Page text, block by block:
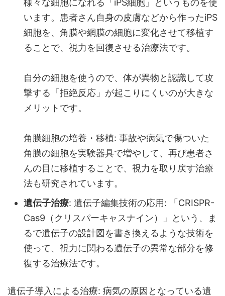
います。患者さん自身の皮膚などから作ったiPS
細胞を、角膜や網膜の細胞に変化させて移植す
ることで、視力を回復させる治療法です。
自分の細胞を使うので、体が異物と認識して攻
撃する「拒絶反応」が起こりにくいのが大きな
メリットです。
角膜細胞の培養・移植: 事故や病気で傷ついた
角膜の細胞を実験器具で増やして、再び患者さ
んの目に移植することで、視力を取り戻す治療
法も研究されています。
遺伝子治療: 遺伝子編集技術の応用: 「CRISPR-
Cas9（クリスパーキャスナイン）」という、ま
るで遺伝子の設計図を書き換えるような技術を
使って、視力に関わる遺伝子の異常な部分を修
復する治療法です。
遺伝子導入による治療: 病気の原因となっている遺